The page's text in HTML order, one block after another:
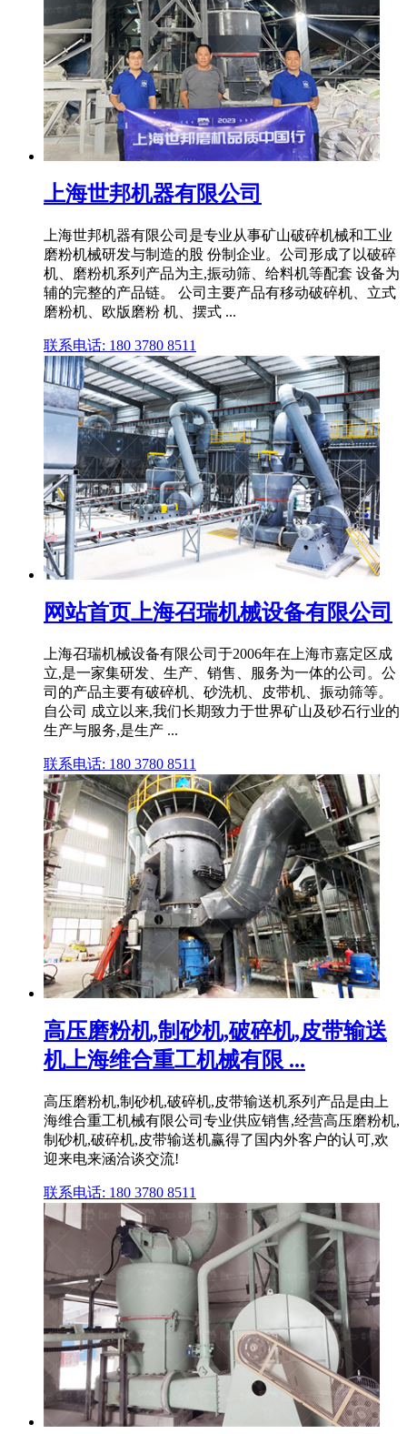
上海世邦机器有限公司
上海世邦机器有限公司是专业从事矿山破碎机械和工业
磨粉机械研发与制造的股 份制企业。公司形成了以破碎
机、磨粉机系列产品为主,振动筛、给料机等配套 设备为
辅的完整的产品链。 公司主要产品有移动破碎机、立式
磨粉机、欧版磨粉 机、摆式 ...
联系电话: 180 3780 8511
网站首页上海召瑞机械设备有限公司
上海召瑞机械设备有限公司于2006年在上海市嘉定区成
立,是一家集研发、生产、销售、服务为一体的公司。公
司的产品主要有破碎机、砂洗机、皮带机、振动筛等。
自公司 成立以来,我们长期致力于世界矿山及砂石行业的
生产与服务,是生产 ...
联系电话: 180 3780 8511
高压磨粉机,制砂机,破碎机,皮带输送
机上海维合重工机械有限 ...
高压磨粉机,制砂机,破碎机,皮带输送机系列产品是由上
海维合重工机械有限公司专业供应销售,经营高压磨粉机,
制砂机,破碎机,皮带输送机赢得了国内外客户的认可,欢
迎来电来涵洽谈交流!
联系电话: 180 3780 8511